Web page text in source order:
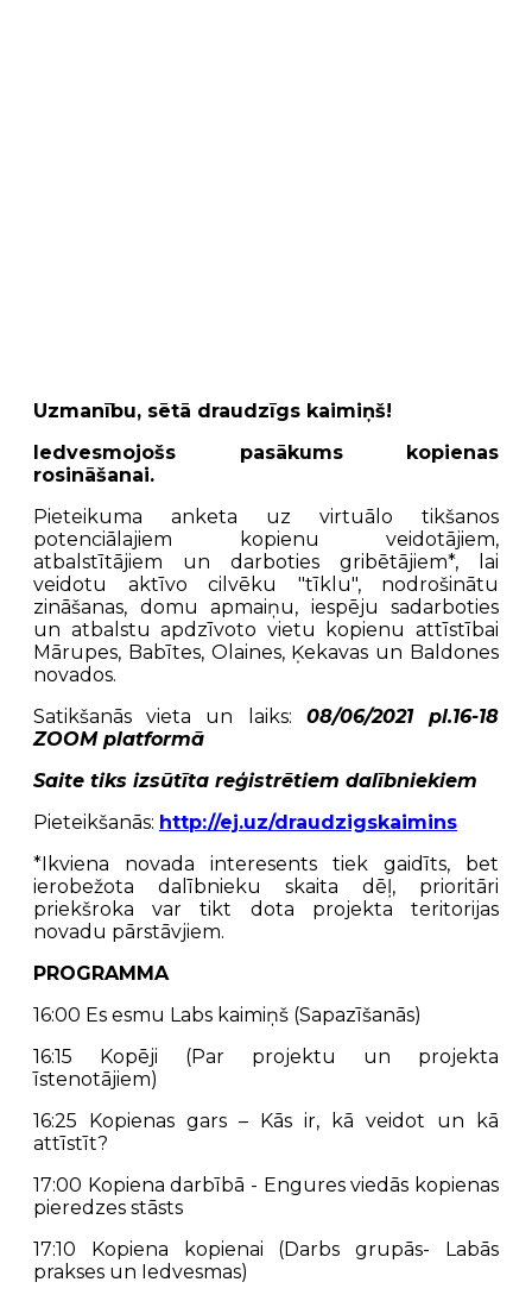
Uzmanību, sētā draudzīgs kaimiņš!
Iedvesmojošs pasākums kopienas
rosināšanai.
Pieteikuma anketa uz virtuālo tikšanos
potenciālajiem kopienu veidotājiem,
atbalstītājiem un darboties gribētājiem*, lai
veidotu aktīvo cilvēku "tīklu", nodrošinātu
zināšanas, domu apmaiņu, iespēju sadarboties
un atbalstu apdzīvoto vietu kopienu attīstībai
Mārupes, Babītes, Olaines, Ķekavas un Baldones
novados.
Satikšanās vieta un laiks: 08/06/2021 pl.16-18
ZOOM platformā
Saite tiks izsūtīta reģistrētiem dalībniekiem
Pieteikšanās: http://ej.uz/draudzigskaimins
*Ikviena novada interesents tiek gaidīts, bet
ierobežota dalībnieku skaita dēļ, prioritāri
priekšroka var tikt dota projekta teritorijas
novadu pārstāvjiem.
PROGRAMMA
16:00 Es esmu Labs kaimiņš (Sapazīšanās)
16:15 Kopēji (Par projektu un projekta
īstenotājiem)
16:25 Kopienas gars – Kās ir, kā veidot un kā
attīstīt?
17:00 Kopiena darbībā - Engures viedās kopienas
pieredzes stāsts
17:10 Kopiena kopienai (Darbs grupās- Labās
prakses un Iedvesmas)